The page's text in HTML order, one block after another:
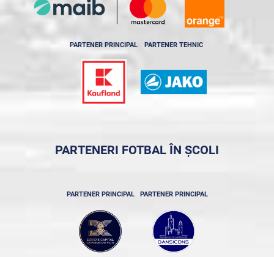
PARTENER PRINCIPAL PARTENER TEHNIC
PARTENERI FOTBAL ÎN ȘCOLI
PARTENER PRINCIPAL PARTENER PRINCIPAL